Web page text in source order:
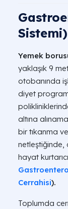
Yemek
yaklaşık 9
otobanında
diyet
altına
bir tıkanma
netleştiğinde,
hayat
Cerrahisi).
Toplumda